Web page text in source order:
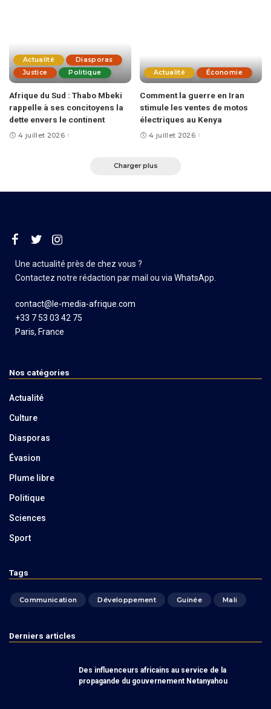
Actualité
Diasporas
Justice
Politique
Afrique du Sud : Thabo Mbeki
rappelle à ses concitoyens la
dette envers le continent
4 juillet 2026
Actualité Économie
Comment la guerre en Iran
stimule les ventes de motos
électriques au Kenya
4 juillet 2026
Charger plus
Une actualité près de chez vous ?
Contactez notre rédaction par mail ou via WhatsApp.
contact@le-media-afrique.com
+33 7 53 03 42 75
Paris, France
Nos catégories
Actualité
Culture
Diasporas
Évasion
Plume libre
Politique
Sciences
Sport
Tags
Communication Développement Guinée Mali
Derniers articles
Des influenceurs africains au service de la
propagande du gouvernement Netanyahou